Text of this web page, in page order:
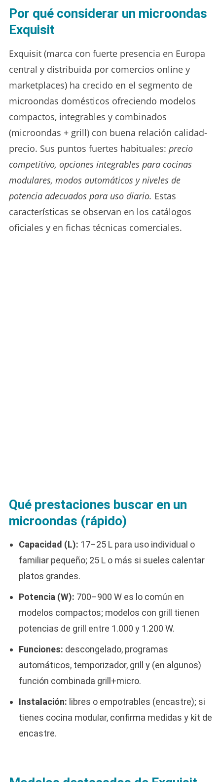
Por qué considerar un microondas
Exquisit
Exquisit (marca con fuerte presencia en Europa
central y distribuida por comercios online y
marketplaces) ha crecido en el segmento de
microondas domésticos ofreciendo modelos
compactos, integrables y combinados
(microondas + grill) con buena relación calidad-
precio. Sus puntos fuertes habituales: precio
competitivo, opciones integrables para cocinas
modulares, modos automáticos y niveles de
potencia adecuados para uso diario. Estas
características se observan en los catálogos
oficiales y en fichas técnicas comerciales.
Qué prestaciones buscar en un
microondas (rápido)
Capacidad (L): 17–25 L para uso individual o
familiar pequeño; 25 L o más si sueles calentar
platos grandes.
Potencia (W): 700–900 W es lo común en
modelos compactos; modelos con grill tienen
potencias de grill entre 1.000 y 1.200 W.
Funciones: descongelado, programas
automáticos, temporizador, grill y (en algunos)
función combinada grill+micro.
Instalación: libres o empotrables (encastre); si
tienes cocina modular, confirma medidas y kit de
encastre.